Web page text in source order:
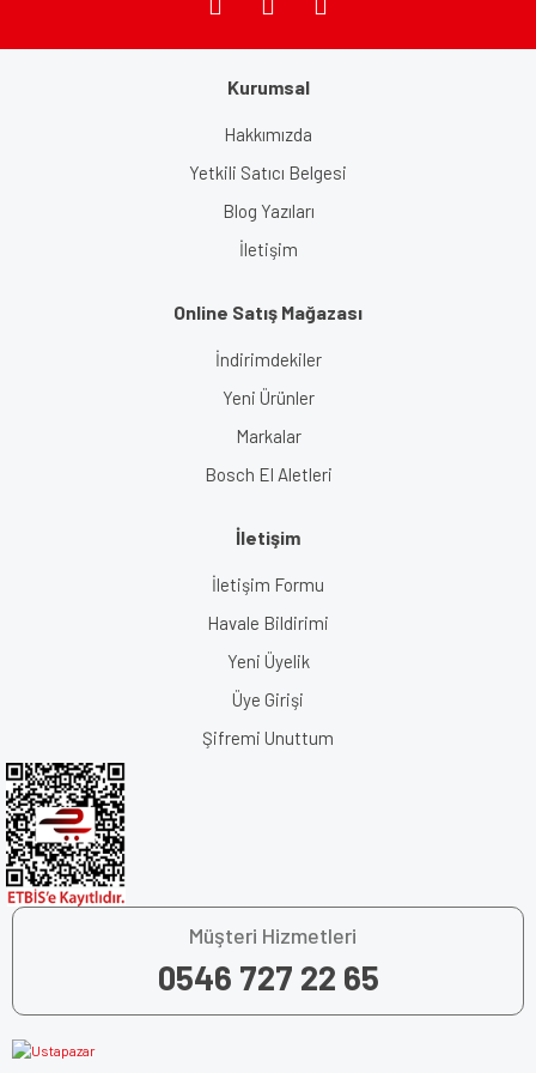
Kurumsal
Hakkımızda
Yetkili Satıcı Belgesi
Blog Yazıları
İletişim
Online Satış Mağazası
İndirimdekiler
Yeni Ürünler
Markalar
Bosch El Aletleri
İletişim
İletişim Formu
Havale Bildirimi
Yeni Üyelik
Üye Girişi
Şifremi Unuttum
Müşteri Hizmetleri
0546 727 22 65